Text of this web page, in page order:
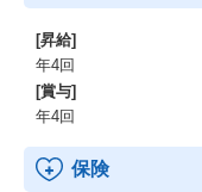
[昇給]
年4回
[賞与]
年4回
保険